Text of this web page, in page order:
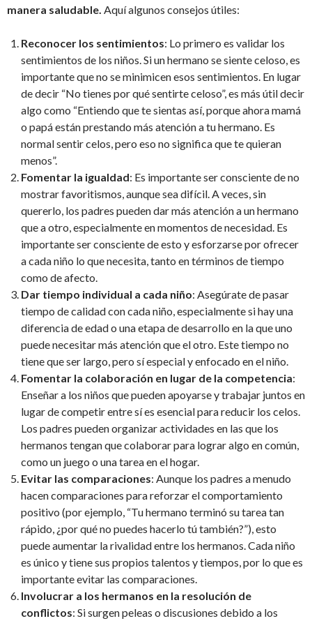
manera saludable. Aquí algunos consejos útiles:
Reconocer los sentimientos: Lo primero es validar los
sentimientos de los niños. Si un hermano se siente celoso, es
importante que no se minimicen esos sentimientos. En lugar
de decir “No tienes por qué sentirte celoso”, es más útil decir
algo como “Entiendo que te sientas así, porque ahora mamá
o papá están prestando más atención a tu hermano. Es
normal sentir celos, pero eso no significa que te quieran
menos”.
Fomentar la igualdad: Es importante ser consciente de no
mostrar favoritismos, aunque sea difícil. A veces, sin
quererlo, los padres pueden dar más atención a un hermano
que a otro, especialmente en momentos de necesidad. Es
importante ser consciente de esto y esforzarse por ofrecer
a cada niño lo que necesita, tanto en términos de tiempo
como de afecto.
Dar tiempo individual a cada niño: Asegúrate de pasar
tiempo de calidad con cada niño, especialmente si hay una
diferencia de edad o una etapa de desarrollo en la que uno
puede necesitar más atención que el otro. Este tiempo no
tiene que ser largo, pero sí especial y enfocado en el niño.
Fomentar la colaboración en lugar de la competencia:
Enseñar a los niños que pueden apoyarse y trabajar juntos en
lugar de competir entre sí es esencial para reducir los celos.
Los padres pueden organizar actividades en las que los
hermanos tengan que colaborar para lograr algo en común,
como un juego o una tarea en el hogar.
Evitar las comparaciones: Aunque los padres a menudo
hacen comparaciones para reforzar el comportamiento
positivo (por ejemplo, “Tu hermano terminó su tarea tan
rápido, ¿por qué no puedes hacerlo tú también?”), esto
puede aumentar la rivalidad entre los hermanos. Cada niño
es único y tiene sus propios talentos y tiempos, por lo que es
importante evitar las comparaciones.
Involucrar a los hermanos en la resolución de
conflictos: Si surgen peleas o discusiones debido a los